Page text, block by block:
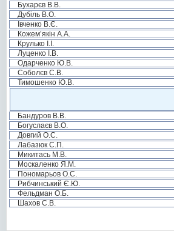
Бухарєв В.В.
Дубіль В.О.
Івченко В.Є.
Кожем’якін А.А.
Крулько І.І.
Луценко І.В.
Одарченко Ю.В.
Соболєв С.В.
Тимошенко Ю.В.
Бандуров В.В.
Богуслаєв В.О.
Довгий О.С.
Лабазюк С.П.
Микитась М.В.
Москаленко Я.М.
Пономарьов О.С.
Рибчинський Є.Ю.
Фельдман О.Б.
Шахов С.В.